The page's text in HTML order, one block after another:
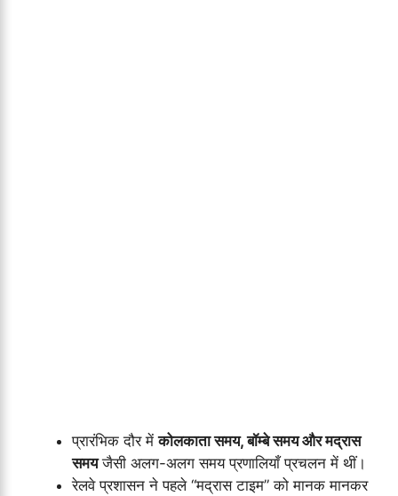
प्रारंभिक दौर मेंकोलकाता समय, बॉम्बे समय और मद्रास
समयजैसी अलग-अलग समय प्रणालियाँ प्रचलन में थीं।
रेलवे प्रशासन ने पहले “मद्रास टाइम” को मानक मानकर